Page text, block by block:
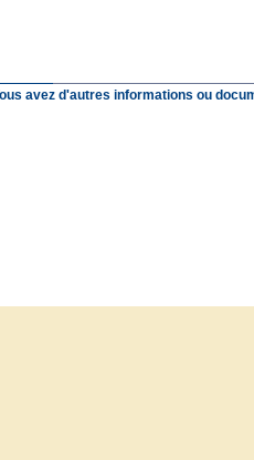
avez d'autres informations ou